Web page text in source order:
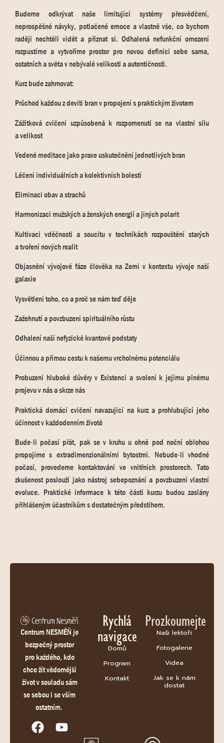
Budeme odkrývat naše limitující systémy přesvědčení,
neprospěšné návyky, potlačené emoce a vlastně vše, co bychom
raději nechtěli vidět a přiznat si. Odhalená nefunkční omezení
rozpustíme a vytvoříme prostor pro novou definici sebe sama,
ostatních a světa v nebývalé velikosti a autentičnosti.
Kurz bude zahrnovat:
Průchod každou z devíti bran v propojení s praktickým životem
Zážitková cvičení uzpůsobená k rozpomenutí se na vlastní sílu
a velikost
Vedené meditace jako praxe uskutečnění jednotlivých bran
Léčení individuálních a kolektivních bolestí
Eliminaci obav a strachů
Harmonizaci mužských a ženských energií a jiných polarit
Kultivaci vděčnosti a soucitu v technikách rozpouštění starých
a tvoření nových realit
Objasnění vývojové fáze člověka na Zemi v kontextu vývoje naší
galaxie
Vysvětlení toho, co a proč se nám teď děje
Zažehnutí a povzbuzení spirituálního růstu
Odhalení naší nefyzické kvantové podstaty
Účinnou a přímou cestu k našemu vrcholnému potenciálu
Probuzení hluboké důvěry v Existenci a svolení k jejímu plnému
projevu v nás a skrze nás
Praktická domácí cvičení navazující na kurz a prohlubující jeho
účinnost v každodenním životě
Bude-li počasí přát, pak se v kruhu u ohně pod noční oblohou
propojíme s extradimenzionálními bytostmi. Nebude-li vhodné
počasí, provedeme kontaktování ve vnitřních prostorech. Tato
zkušenost poslouží jako nástroj sebepoznání a povzbuzení vlastní
evoluce. Praktické informace k této části kurzu budou zaslány
přihlášeným účastníkům s dostatečným předstihem.
Centrum NESMĚŇ je
bezpečný prostor
pro každého, kdo
chce žít vědomější
život v souladu sám
se sebou i se vším
ostatním.
Rychlá
navigace
Domů
Program
Kontakt
Prozkoumejte
Naši lektoři
Fotogalerie
Videa
Jak se k nám
dostat